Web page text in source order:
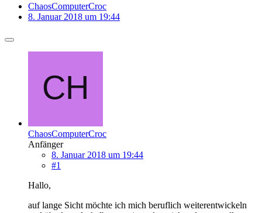
ChaosComputerCroc
8. Januar 2018 um 19:44
ChaosComputerCroc
Anfänger
8. Januar 2018 um 19:44
#1
Hallo,
auf lange Sicht möchte ich mich beruflich weiterentwickeln